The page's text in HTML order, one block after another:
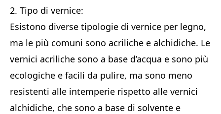
2. Tipo di vernice:
Esistono diverse tipologie di vernice per legno,
ma le più comuni sono acriliche e alchidiche. Le
vernici acriliche sono a base d’acqua e sono più
ecologiche e facili da pulire, ma sono meno
resistenti alle intemperie rispetto alle vernici
alchidiche, che sono a base di solvente e